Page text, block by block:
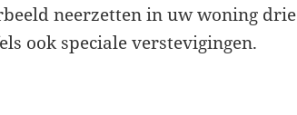
neerzetten in uw woning drie
ook speciale verstevigingen.